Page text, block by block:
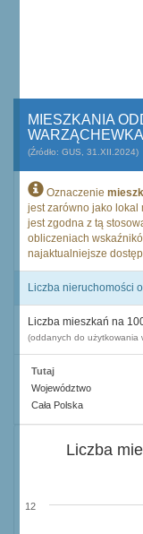
MIESZKANIA
(Źródło: GUS, 31.XII.2024)
Oznaczenie
jest zarówno jako lokal
jest zgodna z tą
obliczeniach
najaktualniejsze
Liczba nieruchomości
Liczba mieszkań na
(oddanych do użytkowania
Tutaj
Województwo
Cała Polska
Liczba
12